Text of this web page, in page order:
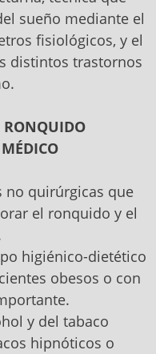
sueño mediante el
fisiológicos, y el
distintos trastornos
RONQUIDO
no quirúrgicas que
el ronquido y el
higiénico-dietético
obesos o con
y del tabaco
hipnóticos o